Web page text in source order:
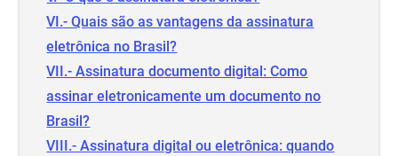
VI.- Quais são as vantagens da assinatura
eletrônica no Brasil?
VII.- Assinatura documento digital: Como
assinar eletronicamente um documento no
Brasil?
VIII.- Assinatura digital ou eletrônica: quando